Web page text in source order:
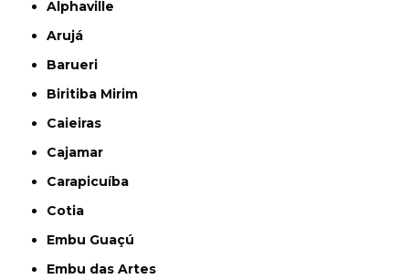
Alphaville
Arujá
Barueri
Biritiba Mirim
Caieiras
Cajamar
Carapicuíba
Cotia
Embu Guaçú
Embu das Artes